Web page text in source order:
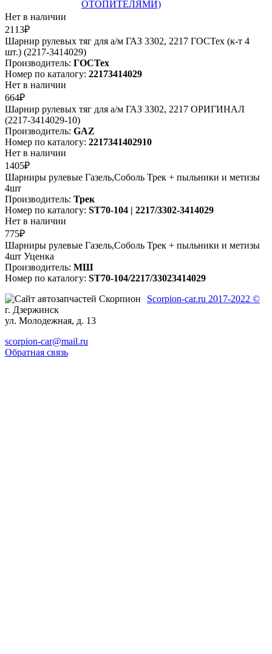
ОТОПИТЕЛЯМИ)
Нет в наличии
2113₽
Шарнир рулевых тяг для а/м ГАЗ 3302, 2217 ГОСТех (к-т 4
шт.) (2217-3414029)
Производитель: ГОСТех
Номер по каталогу: 22173414029
Нет в наличии
664₽
Шарнир рулевых тяг для а/м ГАЗ 3302, 2217 ОРИГИНАЛ
(2217-3414029-10)
Производитель: GAZ
Номер по каталогу: 2217341402910
Нет в наличии
1405₽
Шарниры рулевые Газель,Соболь Трек + пыльники и метизы
4шт
Производитель: Трек
Номер по каталогу: ST70-104 | 2217/3302-3414029
Нет в наличии
775₽
Шарниры рулевые Газель,Соболь Трек + пыльники и метизы
4шт Уценка
Производитель: МШ
Номер по каталогу: ST70-104/2217/33023414029
Scorpion-car.ru 2017-2022 ©
г. Дзержинск
ул. Молодежная, д. 13
scorpion-car@mail.ru
Обратная связь